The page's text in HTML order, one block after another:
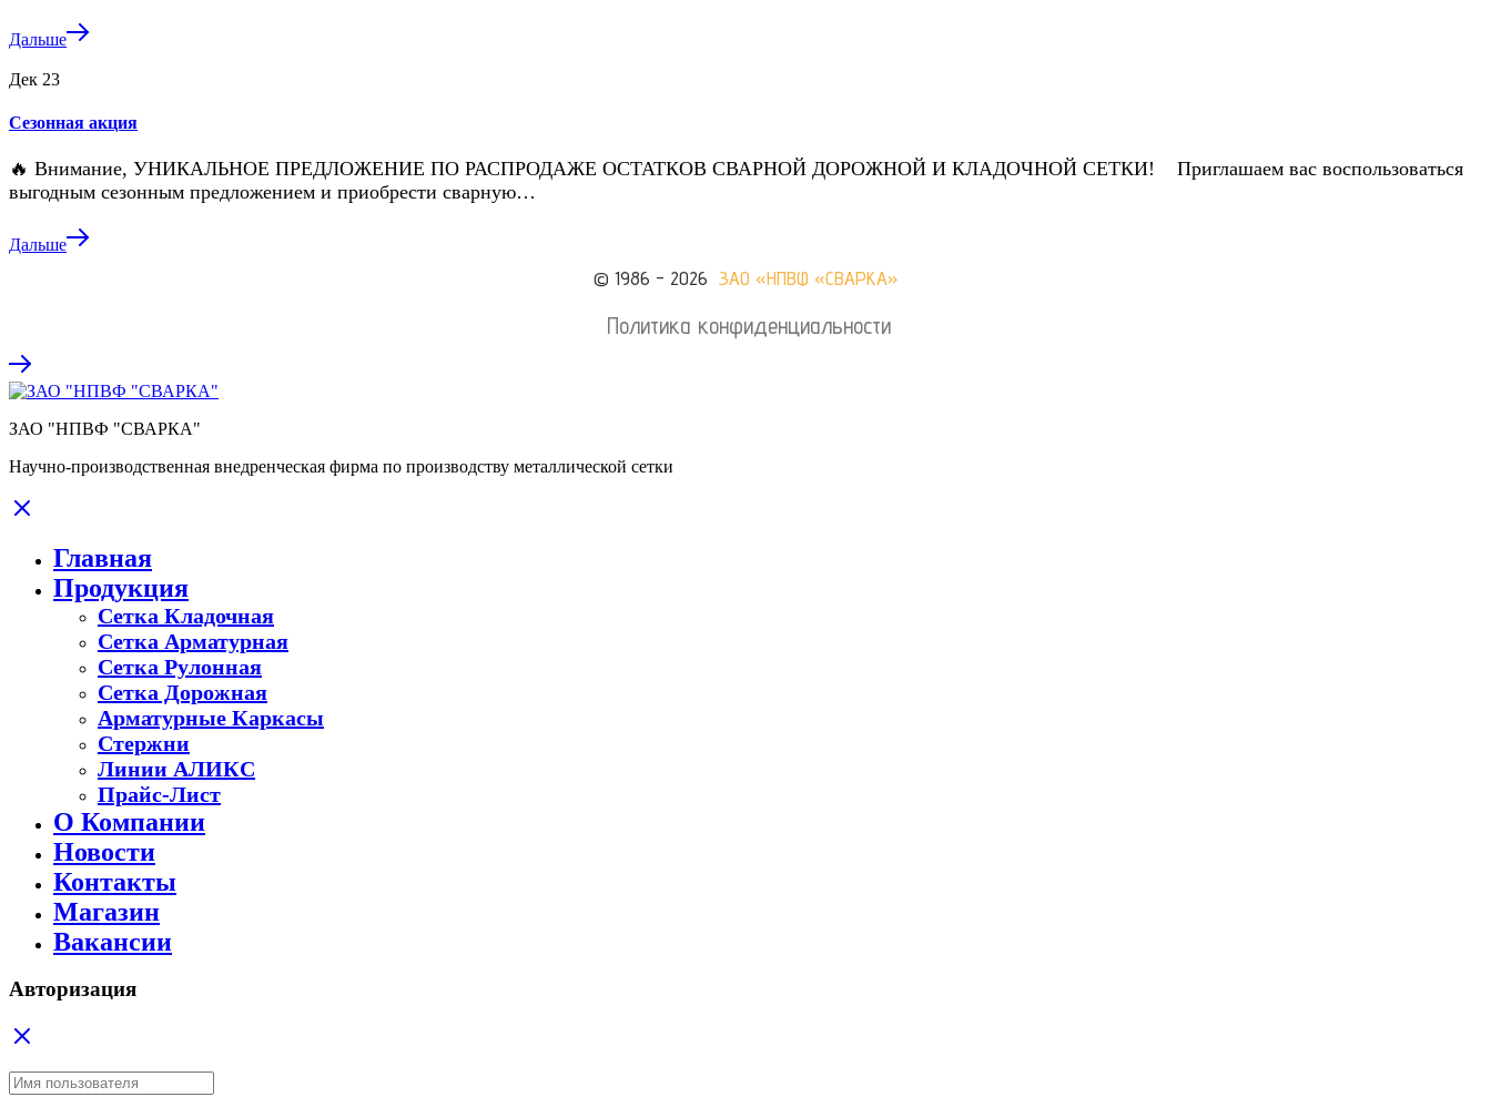
Дальше
Дек 23
Сезонная акция
🔥 Внимание, УНИКАЛЬНОЕ ПРЕДЛОЖЕНИЕ ПО РАСПРОДАЖЕ ОСТАТКОВ СВАРНОЙ ДОРОЖНОЙ И КЛАДОЧНОЙ СЕТКИ! Приглашаем вас воспользоваться
выгодным сезонным предложением и приобрести сварную…
Дальше
© 1986 - 2026 ЗАО «НПВФ «СВАРКА»
Политика конфиденциальности
ЗАО "НПВФ "СВАРКА"
Научно-производственная внедренческая фирма по производству металлической сетки
Главная
Продукция
Сетка Кладочная
Сетка Арматурная
Сетка Рулонная
Сетка Дорожная
Арматурные Каркасы
Стержни
Линии АЛИКС
Прайс-Лист
О Компании
Новости
Контакты
Магазин
Вакансии
Авторизация